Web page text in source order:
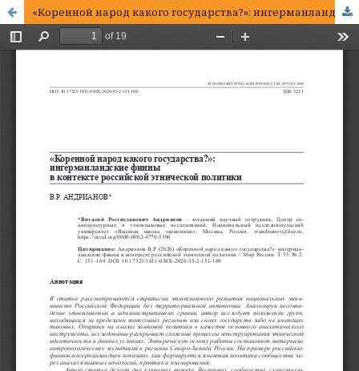
«Коренной народ какого государства?»: ингерманландские финны в контексте российской этнической политики